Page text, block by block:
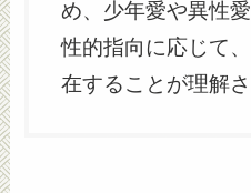
め、少年愛や異性
性的指向に応じて
在することが理解